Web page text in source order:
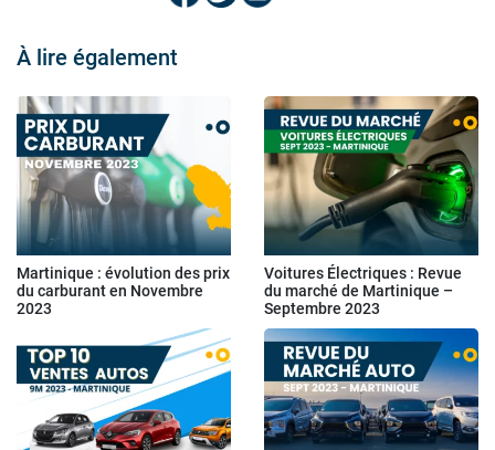
À lire également
Martinique : évolution des prix
du carburant en Novembre
2023
Voitures Électriques : Revue
du marché de Martinique –
Septembre 2023